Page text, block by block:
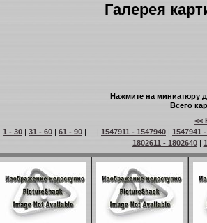
Галерея
Нажмите на миниатюру
Всего
<<
1 - 30 | 31 - 60 | 61 - 90 | ... | 1547911 - 1547940 | 1547941
1802611 - 1802640|